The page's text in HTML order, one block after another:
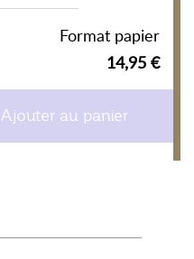
Format papier
14,95 €
Ajouter au panier